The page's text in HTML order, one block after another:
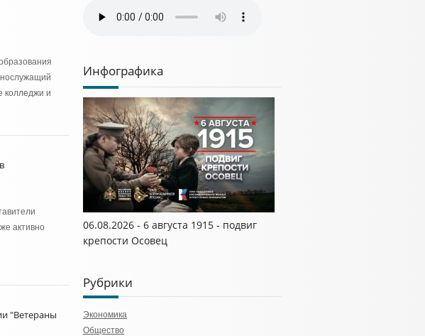
колледжи и
активно
"Ветераны
Инфографика
06.08.2026 - 6 августа 1915 - подвиг
крепости Осовец
Рубрики
Экономика
Общество